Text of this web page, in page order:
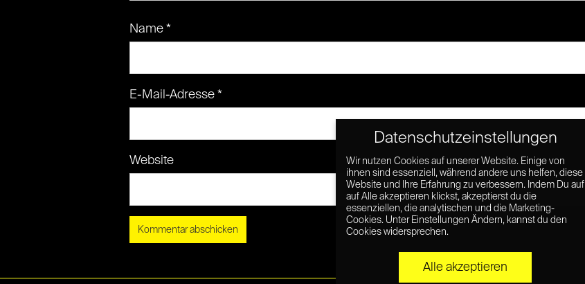
Name *
E-Mail-Adresse *
Website
Datenschutzeinstellungen
Wir nutzen Cookies auf unserer Website. Einige von
ihnen sind essenziell, während andere uns helfen, diese
Website und Ihre Erfahrung zu verbessern. Indem Du auf
auf Alle akzeptieren klickst, akzeptierst du die
essenziellen, die analytischen und die Marketing-
Cookies. Unter Einstellungen Ändern, kannst du den
Cookies widersprechen.
Alle akzeptieren